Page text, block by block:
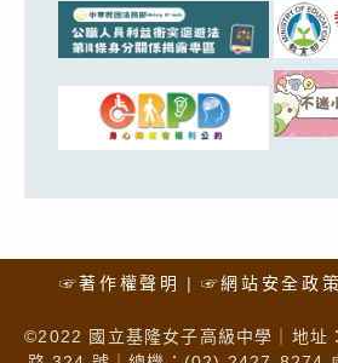
☞著作權聲明 ☞網站安全政策
©2022 國立基隆女子高級中學｜地址